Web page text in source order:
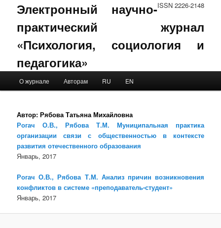
ISSN 2226-2148
Электронный научно-
практический журнал
«Психология, социология и
педагогика»
Skip to primary content
Skip to secondary content
О журнале Авторам RU EN
Автор: Рябова Татьяна Михайловна
Рогач О.В., Рябова Т.М. Муниципальная практика
организации связи с общественностью в контексте
развития отечественного образования
Январь, 2017
Рогач О.В., Рябова Т.М. Анализ причин возникновения
конфликтов в системе «преподаватель-студент»
Январь, 2017